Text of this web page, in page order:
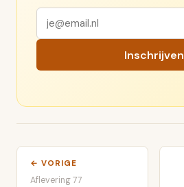
Inschrijven
← VORIGE
Aflevering 77